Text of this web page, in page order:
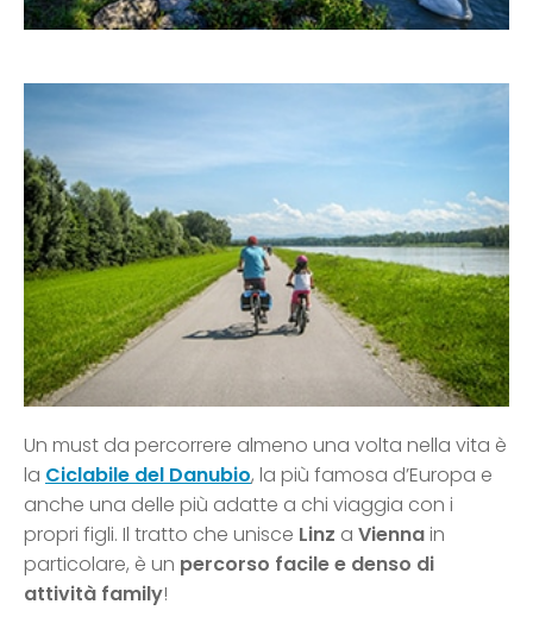
Un must da percorrere almeno una volta nella vita è
la Ciclabile del Danubio, la più famosa d’Europa e
anche una delle più adatte a chi viaggia con i
propri figli. Il tratto che unisce Linz a Viennain
particolare, è un percorso facile e denso di
attività family!